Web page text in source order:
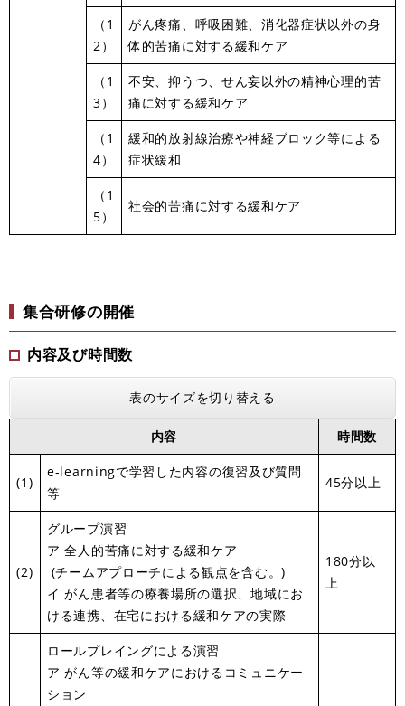
（1
2）
がん疼痛、呼吸困難、消化器症状以外の身
体的苦痛に対する緩和ケア
（1
3）
不安、抑うつ、せん妄以外の精神心理的苦
痛に対する緩和ケア
（1
4）
緩和的放射線治療や神経ブロック等による
症状緩和
（1
5）
社会的苦痛に対する緩和ケア
集合研修の開催
内容及び時間数
表のサイズを切り替える
内容 時間数
(1)
e-learningで学習した内容の復習及び質問
等
45分以上
(2)
グループ演習
ア 全人的苦痛に対する緩和ケア
(チームアプローチによる観点を含む。)
イ がん患者等の療養場所の選択、地域にお
ける連携、在宅における緩和ケアの実際
180分以
上
ロールプレイングによる演習
ア がん等の緩和ケアにおけるコミュニケー
ション